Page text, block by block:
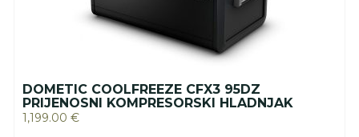
DOMETIC COOLFREEZE CFX3 95DZ
PRIJENOSNI KOMPRESORSKI HLADNJAK
1,199.00 €